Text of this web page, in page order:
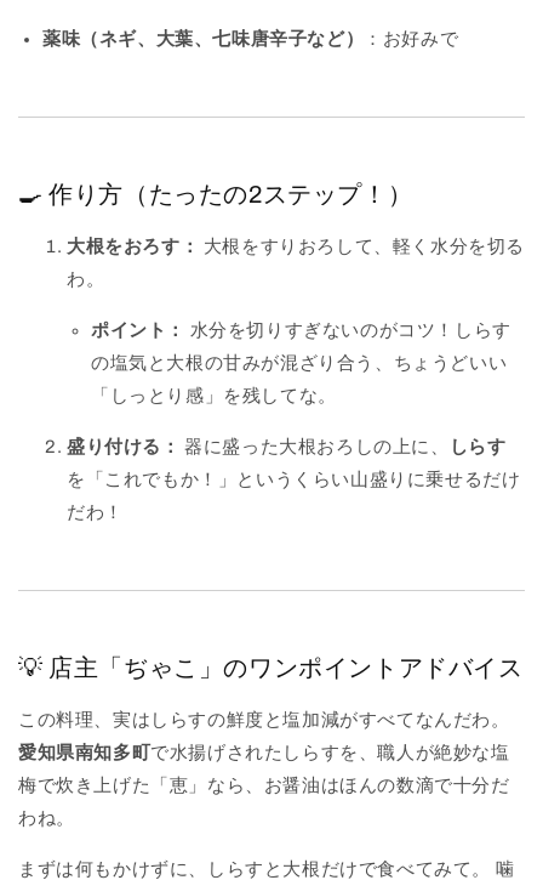
薬味（ネギ、大葉、七味唐辛子など） ：お好みで
🍳 作り方（たったの2ステップ！）
大根をおろす：
大根をすりおろして、軽く水分を切る
わ。
ポイント：
水分を切りすぎないのがコツ！しらす
の塩気と大根の甘みが混ざり合う、ちょうどいい
「しっとり感」を残してな。
盛り付ける： 器に盛った大根おろしの上に、
しらす
を「これでもか！」というくらい山盛りに乗せるだけ
だわ！
💡 店主「ぢゃこ」のワンポイントアドバイス
この料理、実はしらすの鮮度と塩加減がすべてなんだわ。
愛知県南知多町で水揚げされたしらすを、職人が絶妙な塩
梅で炊き上げた「恵」なら、お醤油はほんの数滴で十分だ
わね。
まずは何もかけずに、しらすと大根だけで食べてみて。 噛